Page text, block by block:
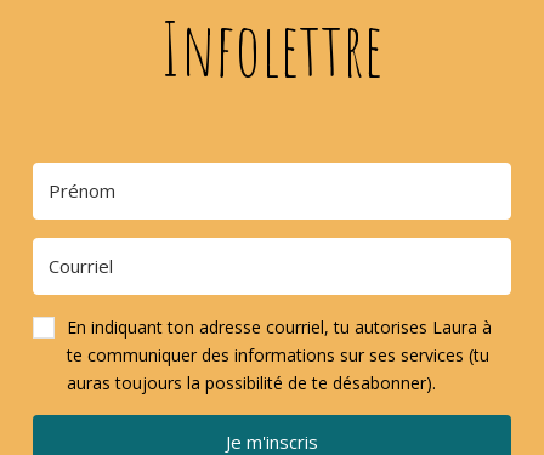
Infolettre
En indiquant ton adresse courriel, tu autorises Laura à
te communiquer des informations sur ses services (tu
auras toujours la possibilité de te désabonner).
Je m'inscris